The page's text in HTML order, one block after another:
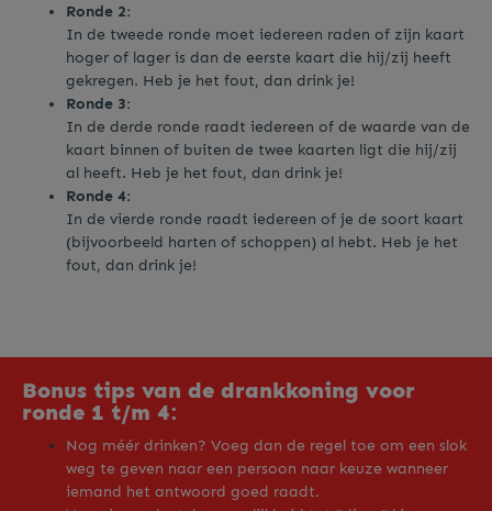
Ronde 2:
In de tweede ronde moet iedereen raden of zijn kaart
hoger of lager is dan de eerste kaart die hij/zij heeft
gekregen. Heb je het fout, dan drink je!
Ronde 3:
In de derde ronde raadt iedereen of de waarde van de
kaart binnen of buiten de twee kaarten ligt die hij/zij
al heeft. Heb je het fout, dan drink je!
Ronde 4:
In de vierde ronde raadt iedereen of je de soort kaart
(bijvoorbeeld harten of schoppen) al hebt. Heb je het
fout, dan drink je!
Bonus tips van de drankkoning voor
ronde 1 t/m 4:
Nog méér drinken? Voeg dan de regel toe om een slok
weg te geven naar een persoon naar keuze wanneer
iemand het antwoord goed raadt.